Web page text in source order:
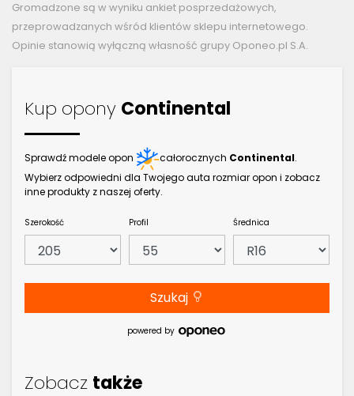
Gromadzone są w wyniku ankiet posprzedażowych,
przeprowadzanych wśród klientów sklepu internetowego.
Opinie stanowią wyłączną własność grupy Oponeo.pl S.A.
Kup opony Continental
Sprawdź modele opon całorocznych Continental.
Wybierz odpowiedni dla Twojego auta rozmiar opon i zobacz
inne produkty z naszej oferty.
Szerokość Profil Średnica
Szukaj
powered by
Zobacz także